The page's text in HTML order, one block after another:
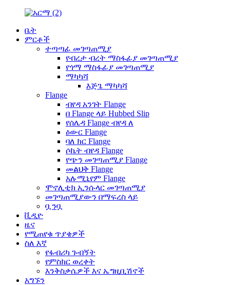
ቤት
ምርቶች
ተጣጣፊ መገጣጠሚያ
የብረታ ብረት ማስፋፊያ መገጣጠሚያ
የጎማ ማስፋፊያ መገጣጠሚያ
ማካካሻ
እጅጌ ማካካሻ
Flange
ብየዳ አንገት Flange
በ Flange ላይ Hubbed Slip
የሰሌዳ Flange ብየዳ ለ
ዕውር Flange
ባለ ክር Flange
ሶኬት ብየዳ Flange
የጭን መገጣጠሚያ Flange
መልህቅ Flange
አሉሚኒየም Flange
ሞኖሊቲክ ኢንሱላር መገጣጠሚያ
መገጣጠሚያውን በማፍረስ ላይ
ቧንቧ
ቪዲዮ
ዜና
የሚጠየቁ ጥያቄዎች
ስለ እኛ
የፋብሪካ ጉብኝት
የምስክር ወረቀት
እንቅስቃሴዎች እና ኤግዚቢሽኖች
አግኙን